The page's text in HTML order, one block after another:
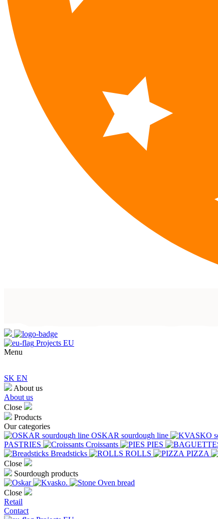
Projects EU
Menu
SK EN
About us
About us
Close
Products
Our categories
OSKAR sourdough line
PASTRIES
Croissants PIES
Breadsticks
ROLLS PIZZA
Close
Sourdough products
Close
Retail
Contact